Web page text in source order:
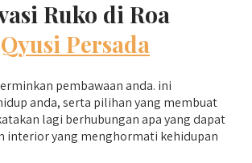
Ruko di Roa
Qyusi Persada
pembawaan anda. ini
anda, serta pilihan yang membuat
lagi berhubungan apa yang dapat
interior yang menghormati kehidupan